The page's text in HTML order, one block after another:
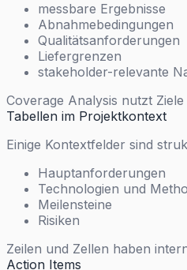
messbare Ergebnisse
Abnahmebedingungen
Qualitätsanforderungen
Liefergrenzen
stakeholder-relevante
Coverage Analysis nutzt
Tabellen im Projektkontext
Einige Kontextfelder sind
Hauptanforderungen
Technologien und
Meilensteine
Risiken
Zeilen und Zellen haben
Action Items